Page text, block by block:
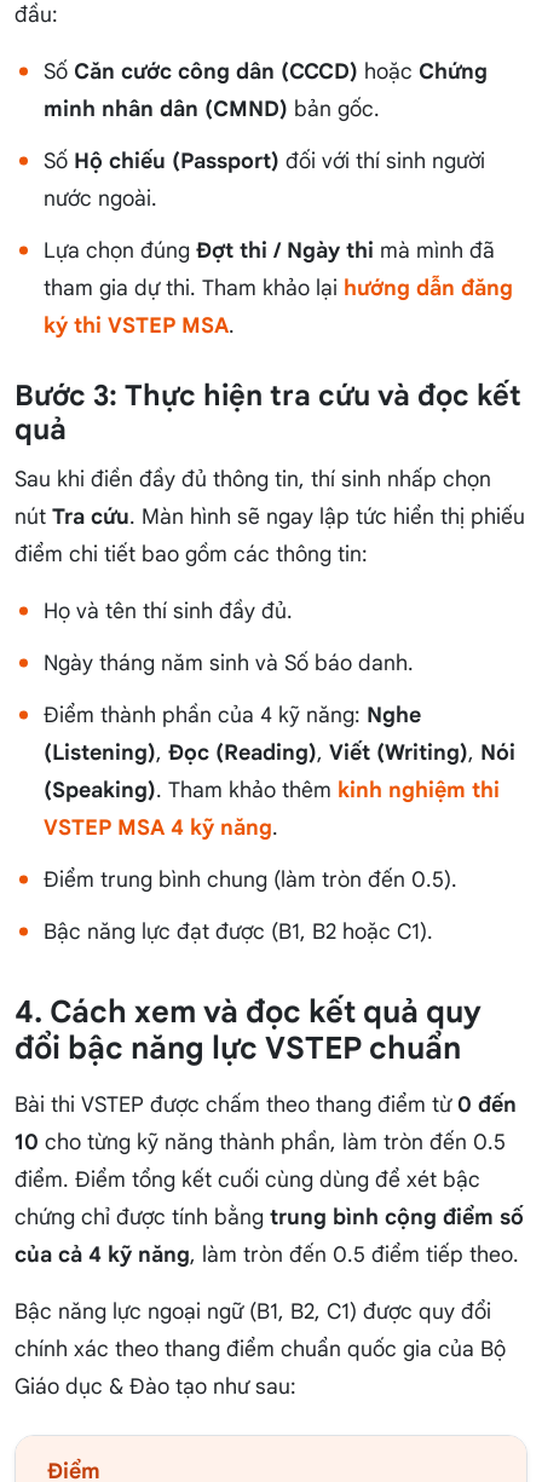
đầu:
Số Căn cước công dân (CCCD) hoặc Chứng
minh nhân dân (CMND) bản gốc.
Số Hộ chiếu (Passport) đối với thí sinh người
nước ngoài.
Lựa chọn đúng Đợt thi / Ngày thi mà mình đã
tham gia dự thi. Tham khảo lại hướng dẫn đăng
ký thi VSTEP MSA.
Bước 3: Thực hiện tra cứu và đọc kết
quả
Sau khi điền đầy đủ thông tin, thí sinh nhấp chọn
nút Tra cứu. Màn hình sẽ ngay lập tức hiển thị phiếu
điểm chi tiết bao gồm các thông tin:
Họ và tên thí sinh đầy đủ.
Ngày tháng năm sinh và Số báo danh.
Điểm thành phần của 4 kỹ năng: Nghe
(Listening), Đọc (Reading), Viết (Writing), Nói
(Speaking). Tham khảo thêm kinh nghiệm thi
VSTEP MSA 4 kỹ năng.
Điểm trung bình chung (làm tròn đến 0.5).
Bậc năng lực đạt được (B1, B2 hoặc C1).
4. Cách xem và đọc kết quả quy
đổi bậc năng lực VSTEP chuẩn
Bài thi VSTEP được chấm theo thang điểm từ0 đến
10 cho từng kỹ năng thành phần, làm tròn đến 0.5
điểm. Điểm tổng kết cuối cùng dùng để xét bậc
chứng chỉ được tính bằng trung bình cộng điểm số
của cả 4 kỹ năng, làm tròn đến 0.5 điểm tiếp theo.
Bậc năng lực ngoại ngữ (B1, B2, C1) được quy đổi
chính xác theo thang điểm chuẩn quốc gia của Bộ
Giáo dục & Đào tạo như sau:
Điểm